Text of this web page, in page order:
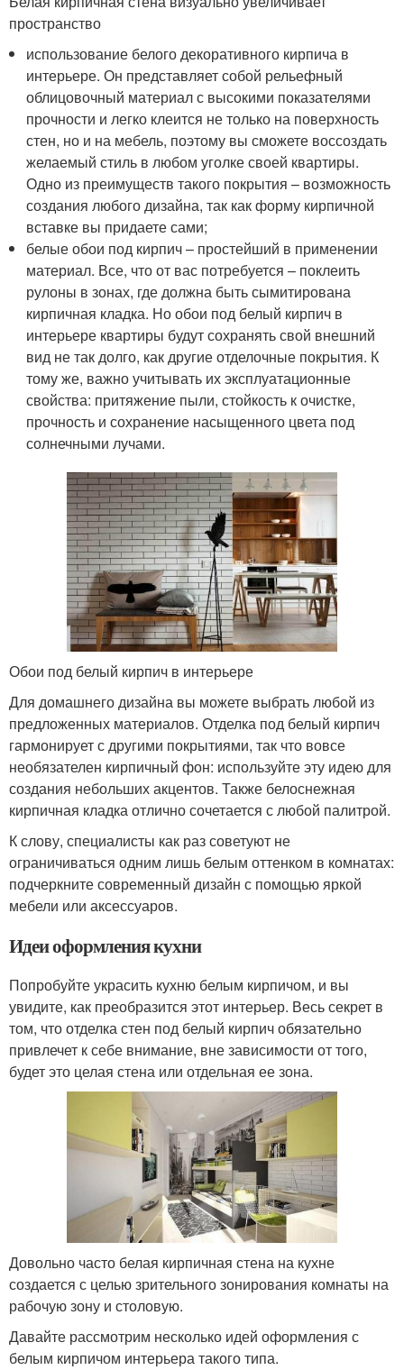
пространство
использование белого декоративного кирпича в
интерьере. Он представляет собой рельефный
облицовочный материал с высокими показателями
прочности и легко клеится не только на поверхность
стен, но и на мебель, поэтому вы сможете воссоздать
желаемый стиль в любом уголке своей квартиры.
Одно из преимуществ такого покрытия – возможность
создания любого дизайна, так как форму кирпичной
вставке вы придаете сами;
белые обои под кирпич – простейший в применении
материал. Все, что от вас потребуется – поклеить
рулоны в зонах, где должна быть сымитирована
кирпичная кладка. Но обои под белый кирпич в
интерьере квартиры будут сохранять свой внешний
вид не так долго, как другие отделочные покрытия. К
тому же, важно учитывать их эксплуатационные
свойства: притяжение пыли, стойкость к очистке,
прочность и сохранение насыщенного цвета под
солнечными лучами.
Обои под белый кирпич в интерьере
Для домашнего дизайна вы можете выбрать любой из
предложенных материалов. Отделка под белый кирпич
гармонирует с другими покрытиями, так что вовсе
необязателен кирпичный фон: используйте эту идею для
создания небольших акцентов. Также белоснежная
кирпичная кладка отлично сочетается с любой палитрой.
К слову, специалисты как раз советуют не
ограничиваться одним лишь белым оттенком в комнатах:
подчеркните современный дизайн с помощью яркой
мебели или аксессуаров.
Идеи оформления кухни
Попробуйте украсить кухню белым кирпичом, и вы
увидите, как преобразится этот интерьер. Весь секрет в
том, что отделка стен под белый кирпич обязательно
привлечет к себе внимание, вне зависимости от того,
будет это целая стена или отдельная ее зона.
Довольно часто белая кирпичная стена на кухне
создается с целью зрительного зонирования комнаты на
рабочую зону и столовую.
Давайте рассмотрим несколько идей оформления с
белым кирпичом интерьера такого типа.